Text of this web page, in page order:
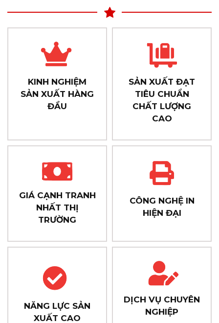
KINH NGHIỆM
SẢN XUẤT HÀNG
ĐẦU
SẢN XUẤT ĐẠT
TIÊU CHUẨN
CHẤT LƯỢNG
CAO
GIÁ CẠNH TRANH
NHẤT THỊ
TRƯỜNG
CÔNG NGHỆ IN
HIỆN ĐẠI
NĂNG LỰC SẢN
XUẤT CAO
DỊCH VỤ CHUYÊN
NGHIỆP